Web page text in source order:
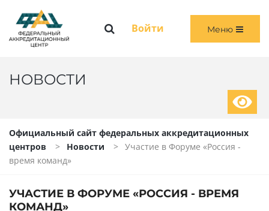
Войти Меню
НОВОСТИ
Официальный сайт федеральных аккредитационных
центров
Новости
Участие в Форуме «Россия -
время команд»
УЧАСТИЕ В ФОРУМЕ «РОССИЯ - ВРЕМЯ
КОМАНД»
ГЛАВНАЯ
ОБЩАЯ ИНФОРМАЦИЯ
ПЕРИОДИЧЕСКАЯ АККРЕДИТАЦИЯ
ВОЙТИ